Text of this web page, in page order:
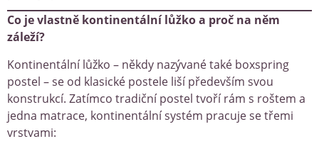
Co je vlastně kontinentální lůžko a proč na něm
záleží?
Kontinentální lůžko – někdy nazývané také boxspring
postel – se od klasické postele liší především svou
konstrukcí. Zatímco tradiční postel tvoří rám s roštem a
jedna matrace, kontinentální systém pracuje se třemi
vrstvami: